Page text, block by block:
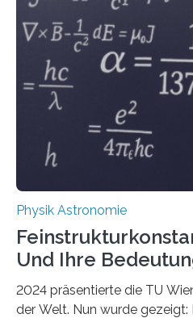
Physik Astronomie
Und Ihre
2024 präsentierte die TU
der Welt. Nun wurde gezeigt: